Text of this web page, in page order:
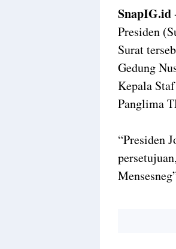
SnapIG.id
Presiden
Surat
Gedung
Kepala
Panglima
“Presiden